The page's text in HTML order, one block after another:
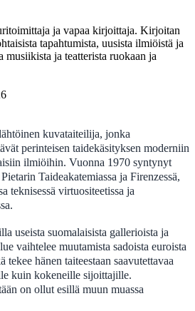
ja vapaa kirjoittaja. Kirjoitan
tapahtumista, uusista ilmiöistä ja
ja teatterista ruokaan ja
kuvataiteilija, jonka
perinteisen taidekäsityksen moderniin
ilmiöihin. Vuonna 1970 syntynyt
Taideakatemiassa ja Firenzessä,
teknisessä virtuositeetissa ja
useista suomalaisista gallerioista ja
vaihtelee muutamista sadoista euroista
hänen taiteestaan saavutettavaa
kuin kokeneille sijoittajille.
on ollut esillä muun muassa